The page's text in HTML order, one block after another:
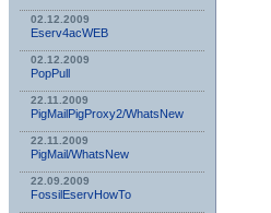
02.12.2009
Eserv4acWEB
02.12.2009
PopPull
22.11.2009
PigMailPigProxy2/WhatsNew
22.11.2009
PigMail/WhatsNew
22.09.2009
FossilEservHowTo